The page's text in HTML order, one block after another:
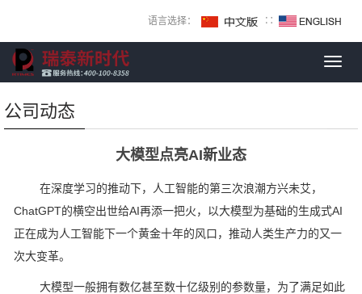
语言选择： ∷
公司动态
大模型点亮AI新业态
在深度学习的推动下，人工智能的第三次浪潮方兴未艾，
ChatGPT的横空出世给AI再添一把火，以大模型为基础的生成式AI
正在成为人工智能下一个黄金十年的风口，推动人类生产力的又一
次大变革。
大模型一般拥有数亿甚至数十亿级别的参数量，为了满足如此